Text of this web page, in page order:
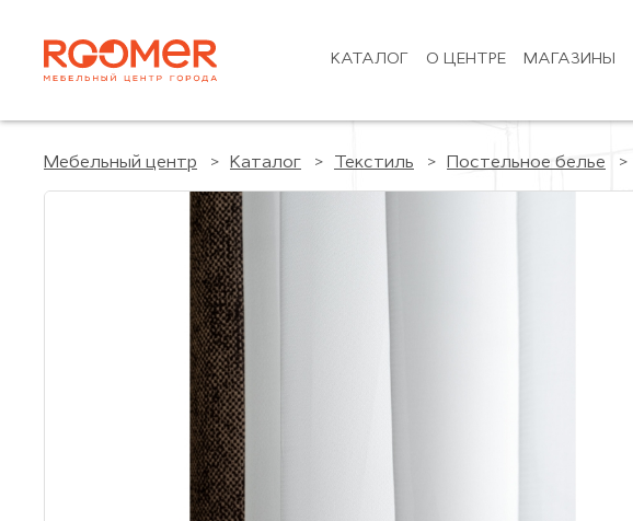
КАТАЛОГ О ЦЕНТРЕ МАГАЗИНЫ
Мебельный центр Каталог Текстиль Постельное белье